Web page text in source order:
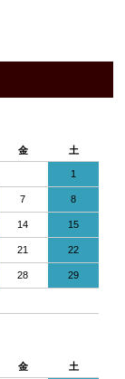
金 土
1
7 8
14 15
21 22
28 29
金 土